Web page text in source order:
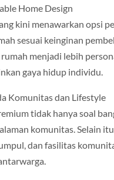
Home Design
kini menawarkan opsi
sesuai keinginan
menjadi lebih
gaya hidup individu.
Komunitas dan Lifestyle
tidak hanya soal
komunitas. Selain
dan fasilitas